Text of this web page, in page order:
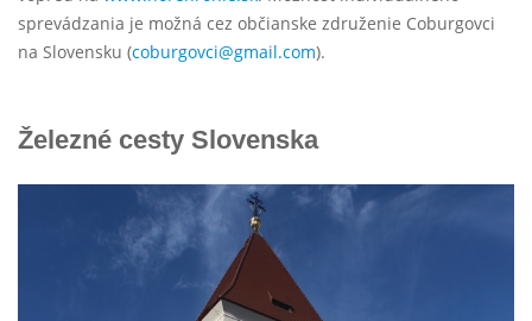
sprevádzania je možná cez občianske združenie Coburgovci
na Slovensku (coburgovci@gmail.com).
Železné cesty Slovenska